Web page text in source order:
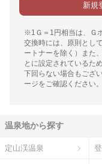
新規
※1Ｇ＝1円相当は、Ｇ
交換時には、原則とし
ートナーを除く）また
とに設定されているた
下回らない場合もござ
ージをご確認ください。
温泉地から探す
定山渓温泉